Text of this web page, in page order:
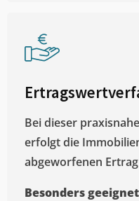
Bei dieser
erfolgt die
abgeworfenen
Besonders